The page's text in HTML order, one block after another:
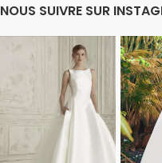
NOUS SUIVRE SUR